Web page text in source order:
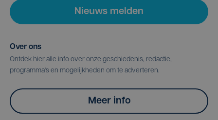
Nieuws melden
Over ons
Ontdek hier alle info over onze geschiedenis, redactie,
programma's en mogelijkheden om te adverteren.
Meer info